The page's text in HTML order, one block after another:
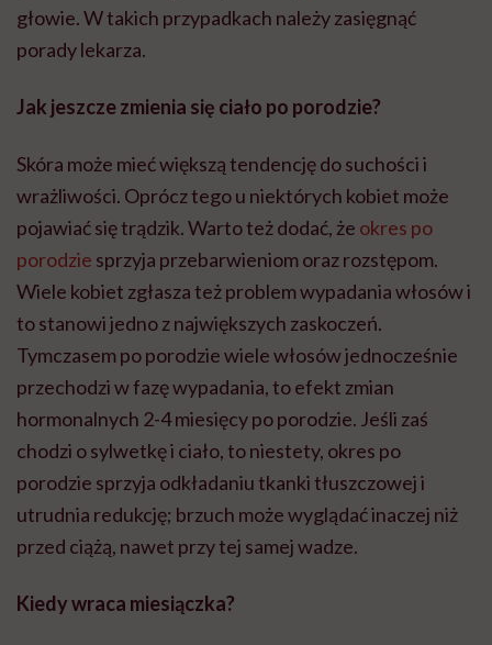
głowie. W takich przypadkach należy zasięgnąć
porady lekarza.
Jak jeszcze zmienia się ciało po porodzie?
Skóra może mieć większą tendencję do suchości i
wrażliwości. Oprócz tego u niektórych kobiet może
pojawiać się trądzik. Warto też dodać, że okres po
porodzie sprzyja przebarwieniom oraz rozstępom.
Wiele kobiet zgłasza też problem wypadania włosów i
to stanowi jedno z największych zaskoczeń.
Tymczasem po porodzie wiele włosów jednocześnie
przechodzi w fazę wypadania, to efekt zmian
hormonalnych 2-4 miesięcy po porodzie. Jeśli zaś
chodzi o sylwetkę i ciało, to niestety, okres po
porodzie sprzyja odkładaniu tkanki tłuszczowej i
utrudnia redukcję; brzuch może wyglądać inaczej niż
przed ciążą, nawet przy tej samej wadze.
Kiedy wraca miesiączka?